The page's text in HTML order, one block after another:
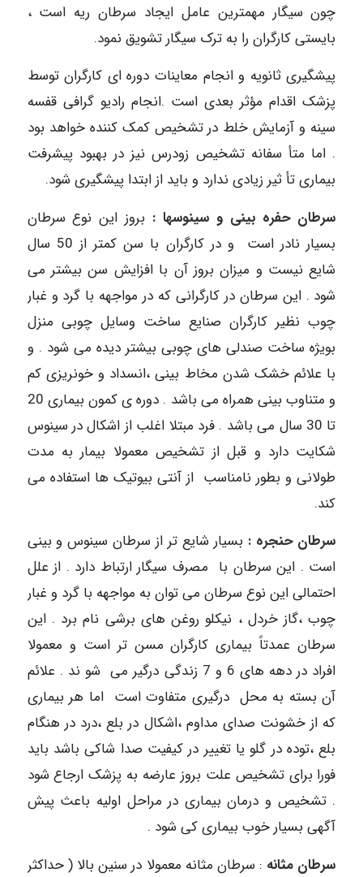
چون سیگار مهمترین عامل ایجاد سرطان ریه است ،
بایستی کارگران را به ترک سیگار تشویق نمود.
پیشگیری ثانویه و انجام معاینات دوره ای کارگران توسط
پزشک اقدام مؤثر بعدی است .انجام رادیو گرافی قفسه
سینه و آزمایش خلط در تشخیص کمک کننده خواهد بود
. اما متأ سفانه تشخیص زودرس نیز در بهبود پیشرفت
بیماری تأ ثیر زیادی ندارد و باید از ابتدا پیشگیری شود.
سرطان حفره بینی و سینوسها : بروز این نوع سرطان
بسیار نادر است و در کارگران با سن کمتر از 50 سال
شایع نیست و میزان بروز آن با افزایش سن بیشتر می
شود . این سرطان در کارگرانی که در مواجهه با گرد و غبار
چوب نظیر کارگران صنایع ساخت وسایل چوبی منزل
بویژه ساخت صندلی های چوبی بیشتر دیده می شود . و
با علائم خشک شدن مخاط بینی ،‌انسداد و خونریزی کم
و متناوب بینی همراه می باشد . دوره ی کمون بیماری 20
تا 30 سال می باشد . فرد مبتلا اغلب از اشکال در سینوس
شکایت دارد و قبل از تشخیص معمولا بیمار به مدت
طولانی و بطور نامناسب از آنتی بیوتیک ها استفاده می
کند.
سرطان حنجره : بسیار شایع تر از سرطان سینوس و بینی
است . این سرطان با مصرف سیگار ارتباط دارد . از علل
احتمالی این نوع سرطان می توان به مواجهه با گرد و غبار
چوب ،‌گاز خردل ، نیکلو روغن های برشی نام برد . این
سرطان عمدتاً بیماری کارگران مسن تر است و معمولا
افراد در دهه های 6 و 7 زندگی درگیر می شو ند . علائم
آن بسته به محل درگیری متفاوت است اما هر بیماری
که از خشونت صدای مداوم ،‌اشکال در بلع ،‌درد در هنگام
بلع ،‌توده در گلو یا تغییر در کیفیت صدا شاکی باشد باید
فورا برای تشخیص علت بروز عارضه به پزشک ارجاع شود
. تشخیص و درمان بیماری در مراحل اولیه باعث پیش
آگهی بسیار خوب بیماری کی شود .
سرطان مثانه : سرطان مثانه معمولا در سنین بالا ( حداکثر